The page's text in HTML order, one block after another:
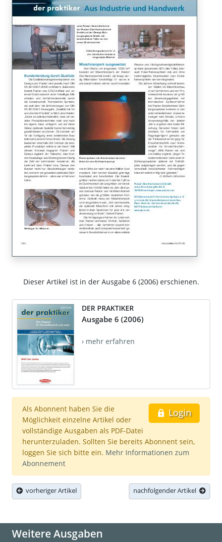
Dieser Artikel ist in der Ausgabe 6 (2006) erschienen.
DER PRAKTIKER
Ausgabe 6 (2006)
› mehr erfahren
Login
Als Abonnent haben Sie die
Möglichkeit einzelne Artikel oder
vollständige Ausgaben als PDF-Datei
herunterzuladen. Sollten Sie bereits Abonnent sein,
loggen Sie sich bitte ein. Mehr Informationen zum
Abonnement
vorheriger Artikel nachfolgender Artikel
Weitere Ausgaben